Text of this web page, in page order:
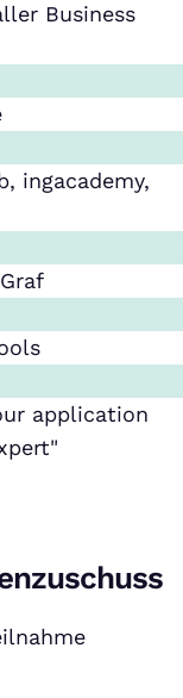
Business
ingacademy,
application